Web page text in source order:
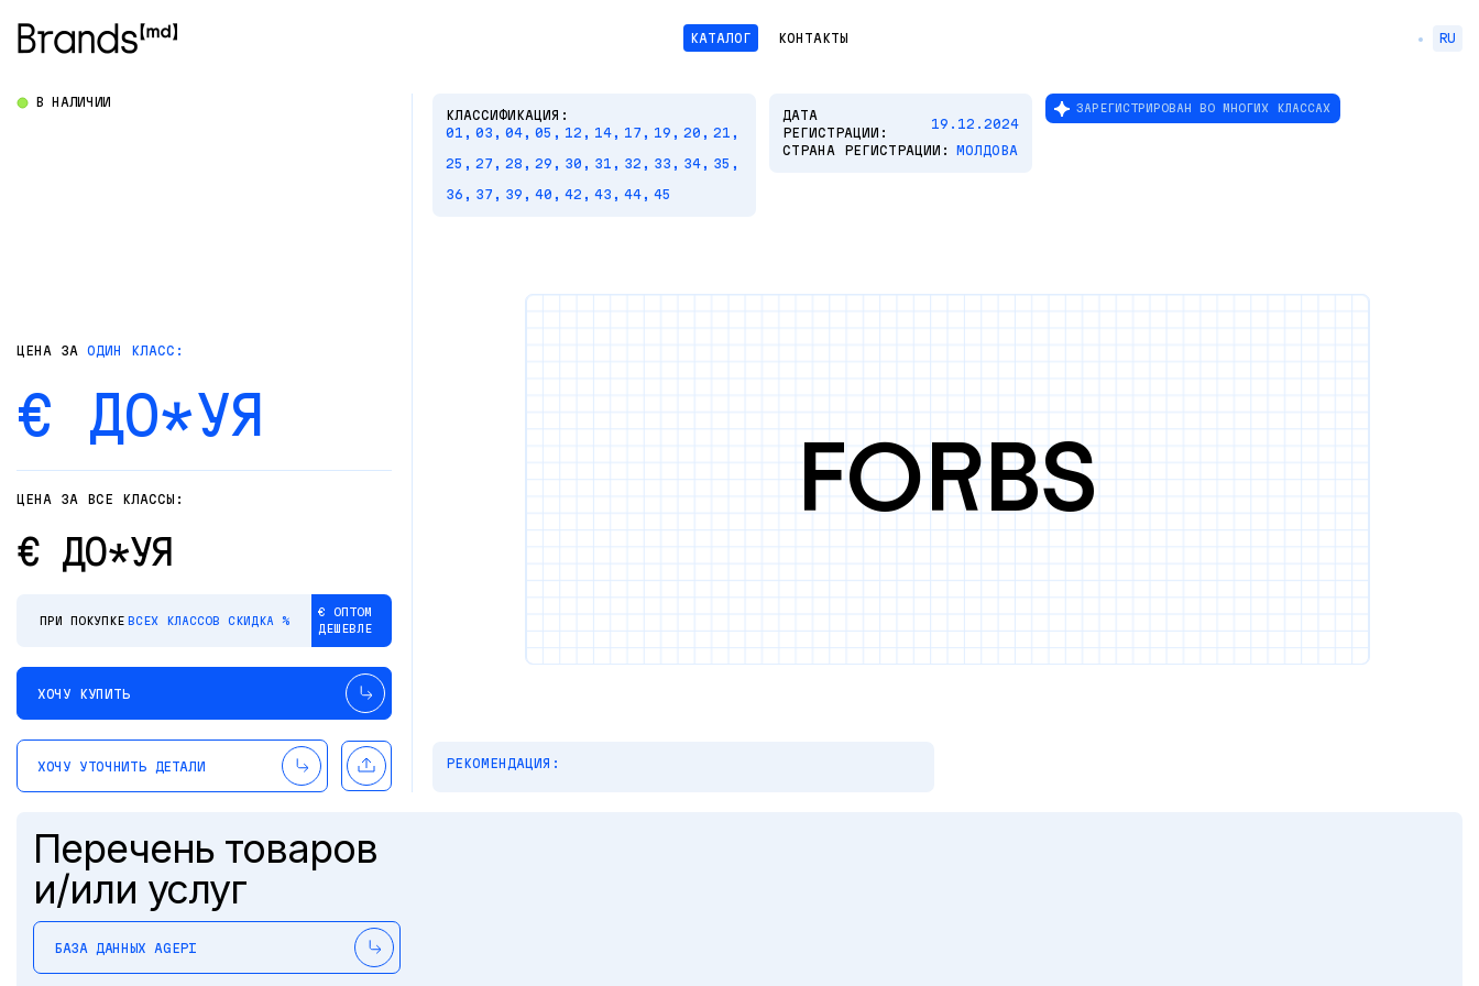
КАТАЛОГ КОНТАКТЫ RU
В НАЛИЧИИ
ЦЕНА ЗА ОДИН КЛАСС:
€ ДО*УЯ
ЦЕНА ЗА ВСЕ КЛАССЫ:
€ ДО*УЯ
ПРИ ПОКУПКЕ ВСЕХ КЛАССОВ СКИДКА %
€ ОПТОМ
ДЕШЕВЛЕ
ХОЧУ КУПИТЬ
ХОЧУ УТОЧНИТЬ ДЕТАЛИ
КЛАССИФИКАЦИЯ:
01, 03, 04, 05, 12, 14, 17, 19, 20, 21,
25, 27, 28, 29, 30, 31, 32, 33, 34, 35,
36, 37, 39, 40, 42, 43, 44, 45
ДАТА
РЕГИСТРАЦИИ:
19.12.2024
СТРАНА РЕГИСТРАЦИИ:
МОЛДОВА
ЗАРЕГИСТРИРОВАН ВО МНОГИХ КЛАССАХ
FORBS
РЕКОМЕНДАЦИЯ:
Перечень товаров
и/или услуг
БАЗА ДАННЫХ AGEPI